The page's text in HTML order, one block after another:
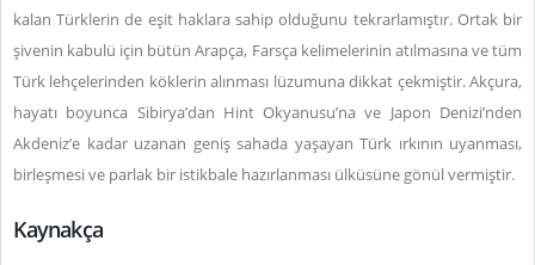
kalan Türklerin de eşit haklara sahip olduğunu tekrarlamıştır. Ortak bir
şivenin kabulü için bütün Arapça, Farsça kelimelerinin atılmasına ve tüm
Türk lehçelerinden köklerin alınması lüzumuna dikkat çekmiştir. Akçura,
hayatı boyunca Sibirya’dan Hint Okyanusu’na ve Japon Denizi’nden
Akdeniz’e kadar uzanan geniş sahada yaşayan Türk ırkının uyanması,
birleşmesi ve parlak bir istikbale hazırlanması ülküsüne gönül vermiştir.
Kaynakça